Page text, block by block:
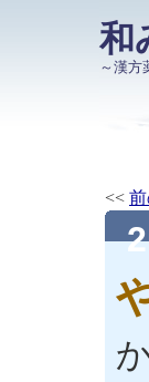
和
～漢
<<